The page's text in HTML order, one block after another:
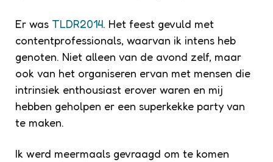
Er was TLDR2014. Het feest gevuld met
contentprofessionals, waarvan ik intens heb
genoten. Niet alleen van de avond zelf, maar
ook van het organiseren ervan met mensen die
intrinsiek enthousiast erover waren en mij
hebben geholpen er een superkekke party van
te maken.
Ik werd meermaals gevraagd om te komen